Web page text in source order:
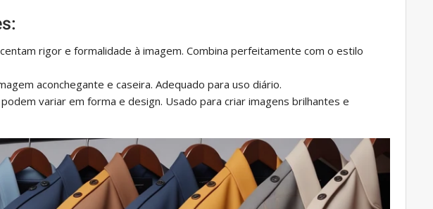
rigor e formalidade à imagem. Combina perfeitamente com o estilo
aconchegante e caseira. Adequado para uso diário.
podem variar em forma e design. Usado para criar imagens brilhantes e